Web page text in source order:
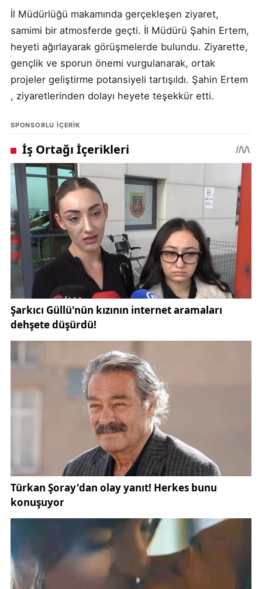
İl Müdürlüğü makamında gerçekleşen ziyaret,
samimi bir atmosferde geçti. İl Müdürü Şahin Ertem,
heyeti ağırlayarak görüşmelerde bulundu. Ziyarette,
gençlik ve sporun önemi vurgulanarak, ortak
projeler geliştirme potansiyeli tartışıldı. Şahin Ertem
, ziyaretlerinden dolayı heyete teşekkür etti.
SPONSORLU IÇERIK